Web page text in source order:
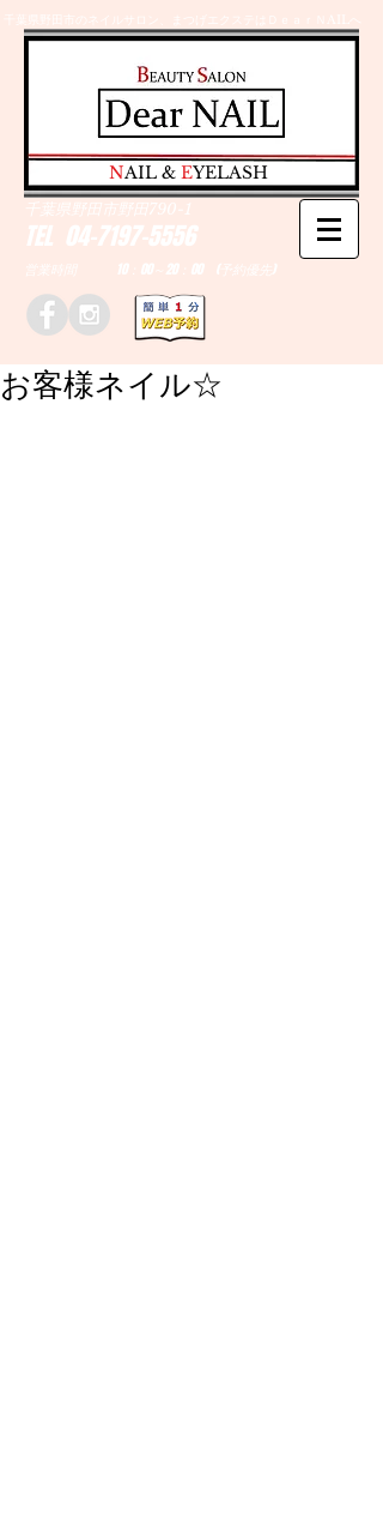
千葉県野田市のネイルサロン、まつげエクステはＤｅａｒＮAILへ
TEL 04-7197-5556
営業時間 10：00～20：00 (予約優先)
千葉県野田市野田790-1
​NAIL & EYELASH
お客様ネイル☆